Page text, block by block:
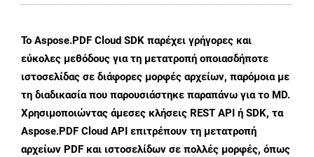
Το Aspose.PDF Cloud SDK παρέχει γρήγορες και
εύκολες μεθόδους για τη μετατροπή οποιασδήποτε
ιστοσελίδας σε διάφορες μορφές αρχείων, παρόμοια με
τη διαδικασία που παρουσιάστηκε παραπάνω για το MD.
Χρησιμοποιώντας άμεσες κλήσεις REST API ή SDK, τα
Aspose.PDF Cloud API επιτρέπουν τη μετατροπή
αρχείων PDF και ιστοσελίδων σε πολλές μορφές, όπως